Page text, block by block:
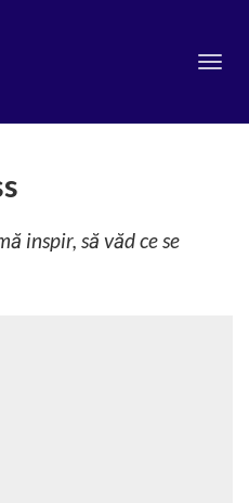
inspir, să văd ce se